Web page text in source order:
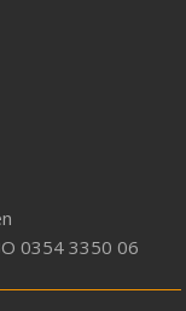
0354 3350 06